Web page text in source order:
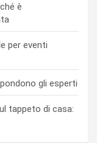
è
per eventi
gli esperti
tappeto di casa: